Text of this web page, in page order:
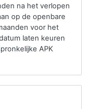
na het verlopen
op de openbare
voor het
laten keuren
APK